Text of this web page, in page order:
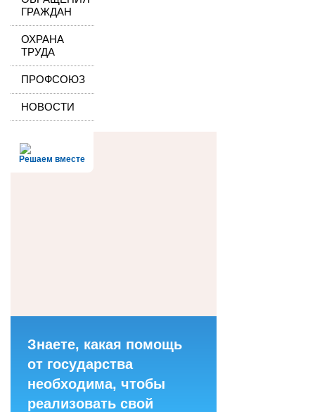
ГРАЖДАН
ОХРАНА
ТРУДА
ПРОФСОЮЗ
НОВОСТИ
Решаем вместе
Знаете, какая помощь
от государства
необходима, чтобы
реализовать свой